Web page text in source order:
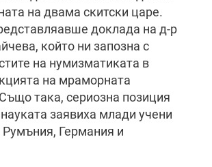
на двама скитски царе.
доклада на д-р
който ни запозна с
на нумизматиката в
на мраморната
така, сериозна позиция
заявиха млади учени
Румъния, Германия и